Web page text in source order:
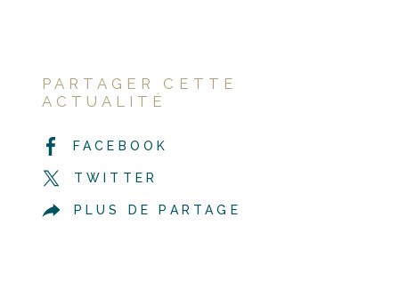
PARTAGER CETTE
ACTUALITÉ
FACEBOOK
TWITTER
PLUS DE PARTAGE